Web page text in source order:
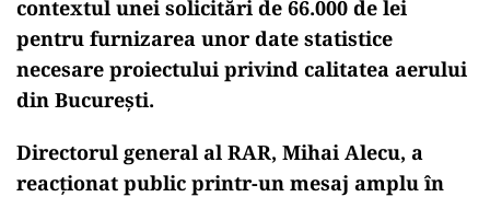
contextul unei solicitări de 66.000 de lei
pentru furnizarea unor date statistice
necesare proiectului privind calitatea aerului
din București.
Directorul general al RAR, Mihai Alecu, a
reacționat public printr-un mesaj amplu în